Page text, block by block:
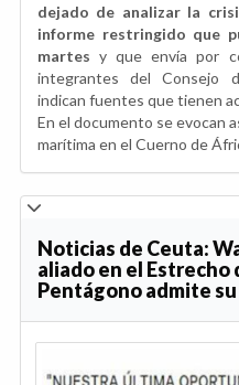
dejado de analizar la
informe restringido que
martes y que envía por
integrantes del Consejo
indican fuentes que tienen
En el documento se evocan
marítima en el Cuerno de
Noticias de Ceuta:
aliado en el
Pentágono admite